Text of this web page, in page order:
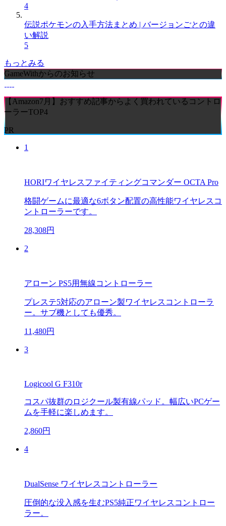
4
伝説ポケモンの入手方法まとめ | バージョンごとの違
い解説
5
もっとみる
GameWithからのお知らせ
【Amazon7月】おすすめ記事からよく買われているコントロ
ーラーTOP4
PR
1
HORIワイヤレスファイティングコマンダー OCTA Pro
格闘ゲームに最適な6ボタン配置の高性能ワイヤレスコ
ントローラーです。
28,308円
2
アローン PS5用無線コントローラー
プレステ5対応のアローン製ワイヤレスコントローラ
ー。サブ機としても優秀。
11,480円
3
Logicool G F310r
コスパ抜群のロジクール製有線パッド。幅広いPCゲー
ムを手軽に楽しめます。
2,860円
4
DualSense ワイヤレスコントローラー
圧倒的な没入感を生むPS5純正ワイヤレスコントロー
ラー。